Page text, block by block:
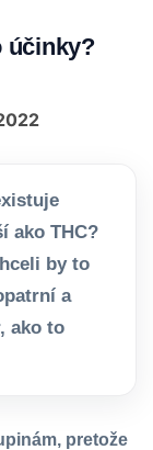
účinky?
ako THC?
by to
a
ako to
pretože